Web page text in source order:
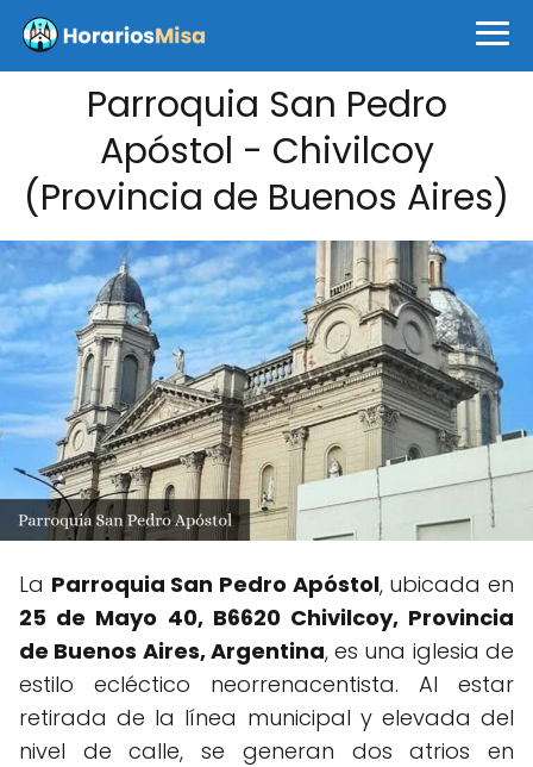
Parroquia San Pedro
Apóstol - Chivilcoy
(Provincia de Buenos Aires)
La Parroquia San Pedro Apóstol, ubicada en
25 de Mayo 40, B6620 Chivilcoy, Provincia
de Buenos Aires, Argentina, es una iglesia de
estilo ecléctico neorrenacentista. Al estar
retirada de la línea municipal y elevada del
nivel de calle, se generan dos atrios en